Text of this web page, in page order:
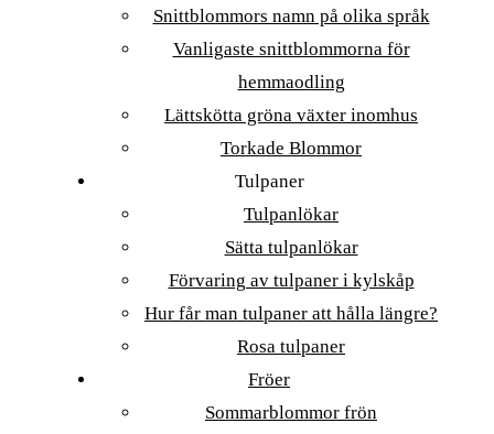
Snittblommors namn på olika språk
Vanligaste snittblommorna för
hemmaodling
Lättskötta gröna växter inomhus
Torkade Blommor
Tulpaner
Tulpanlökar
Sätta tulpanlökar
Förvaring av tulpaner i kylskåp
Hur får man tulpaner att hålla längre?
Rosa tulpaner
Fröer
Sommarblommor frön